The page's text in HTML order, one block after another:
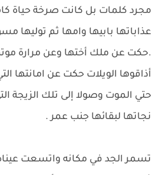
مجرد كلمات بل كانت صرخة حياة
عذاباتها بابيها وامها ثم توليها
.حكت عن ملك أختها وعن مرارة
أذاقوها الويلات حكت عن امانتها
حتي الموت وصولا إلى تلك الزيجة
نجاتها لبقائها جنب عمر .
تسمر الجد في مكانه واتسعت